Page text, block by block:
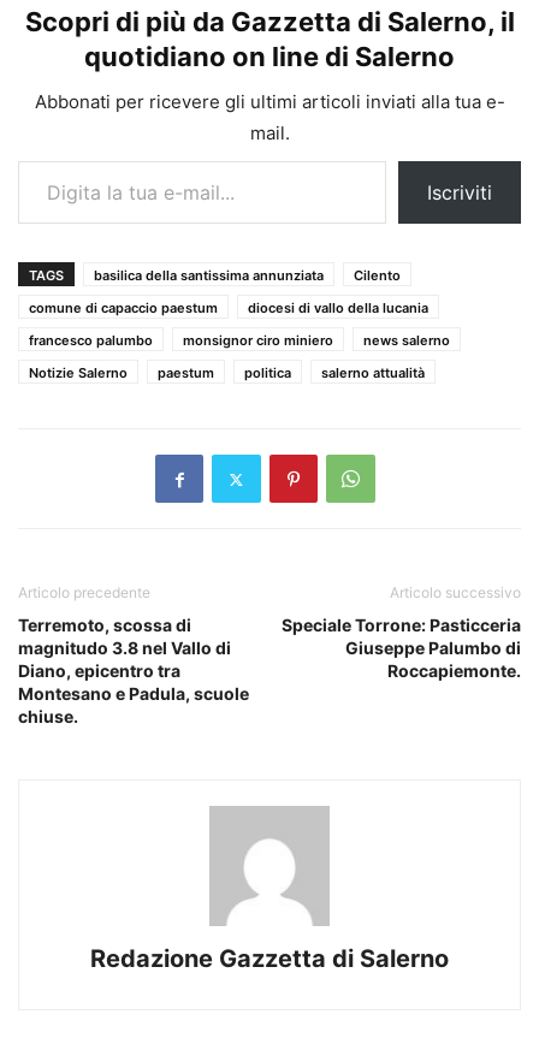
Scopri di più da Gazzetta di Salerno, il
quotidiano on line di Salerno
Abbonati per ricevere gli ultimi articoli inviati alla tua e-
mail.
Digita la tua e-mail...
Iscriviti
TAGS basilica della santissima annunziata
Cilento
comune di capaccio paestum
diocesi di vallo della lucania
francesco palumbo
monsignor ciro miniero
news salerno
Notizie Salerno
paestum politica salerno attualità
Articolo precedente
Terremoto, scossa di
magnitudo 3.8 nel Vallo di
Diano, epicentro tra
Montesano e Padula, scuole
chiuse.
Articolo successivo
Speciale Torrone: Pasticceria
Giuseppe Palumbo di
Roccapiemonte.
Redazione Gazzetta di Salerno